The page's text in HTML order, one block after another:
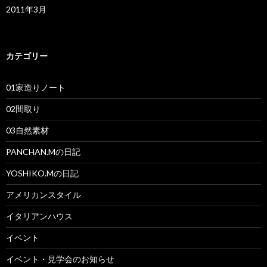
2011年3月
カテゴリー
01家造りノート
02間取り
03自然素材
PANCHAN.Mの日記
YOSHIKO.Mの日記
アメリカンスタイル
イタリアンハウス
イベント
イベント・見学会のお知らせ